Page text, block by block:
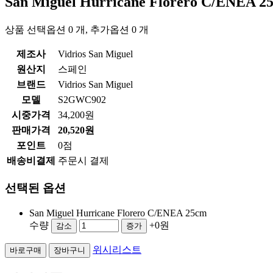
상품 선택옵션 0 개, 추가옵션 0 개
제조사
Vidrios San Miguel
원산지
스페인
브랜드
Vidrios San Miguel
모델
S2GWC902
시중가격
34,200원
판매가격
20,520원
포인트
0점
배송비결제
주문시 결제
선택된 옵션
San Miguel Hurricane Florero C/ENEA 25cm
수량
감소 증가 +0원
바로구매 장바구니 위시리스트